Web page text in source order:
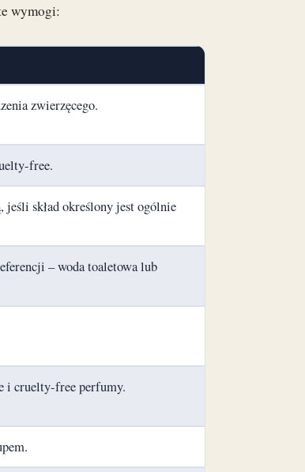
wymogi:
zwierzęcego.
free.
skład określony jest ogólnie
– woda toaletowa lub
i cruelty-free perfumy.